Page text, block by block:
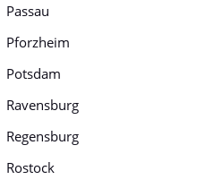
Passau
Pforzheim
Potsdam
Ravensburg
Regensburg
Rostock